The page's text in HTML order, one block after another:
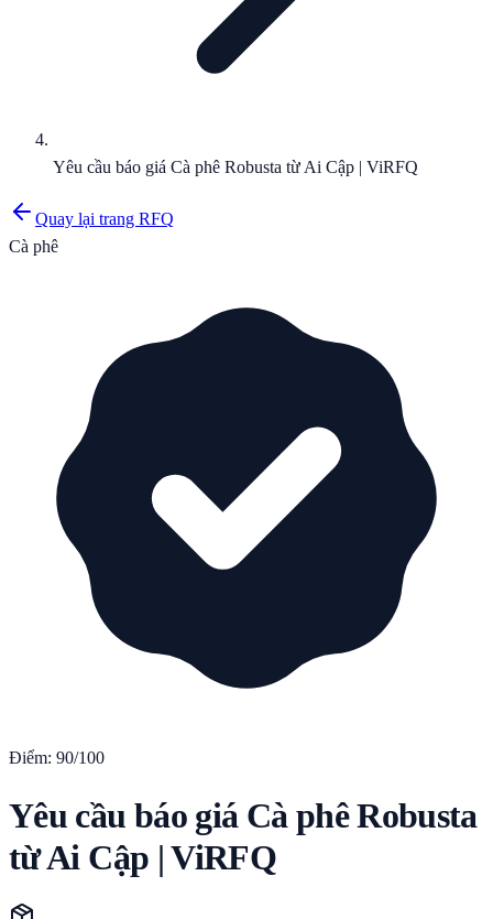
Yêu cầu báo giá Cà phê Robusta từ Ai Cập | ViRFQ
Quay lại trang RFQ
Cà phê
Điểm: 90/100
Yêu cầu báo giá Cà phê Robusta
từ Ai Cập | ViRFQ